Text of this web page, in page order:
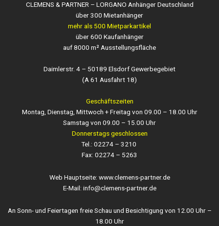
CLEMENS & PARTNER – LORGANO Anhänger Deutschland
über 300 Mietanhänger
mehr als 500 Mietparkartikel
über 600 Kaufanhänger
auf 8000 m² Ausstellungsfläche
Daimlerstr. 4 – 50189 Elsdorf Gewerbegebiet
(A 61 Ausfahrt 18)
Geschäftszeiten
Montag, Dienstag, Mittwoch + Freitag von 09.00 – 18.00 Uhr
Samstag von 09.00 – 15.00 Uhr
Donnerstags geschlossen
Tel.: 02274 – 3210
Fax: 02274 – 5263
Web Hauptseite: www.clemens-partner.de
E-Mail: info@clemens-partner.de
An Sonn- und Feiertagen freie Schau und Besichtigung von 12.00 Uhr –
18.00 Uhr